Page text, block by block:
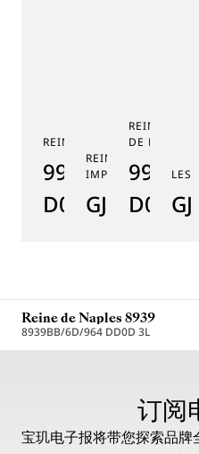
REINE DE NAPLES 9915
9915BB/58/964
D0
REINE DE NAPLES
IMPÉRIALES
REINE DE
DE LUNE
D0
LES
Reine de Naples 8939
8939BB/6D/964 DD0D 3L
订阅
宝玑电子报将带您探索品